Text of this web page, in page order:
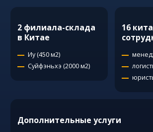
2 филиала-склада
в Китае
Иу (450 м2)
Суйфэньхэ (2000 м2)
16
Дополнительные услуги